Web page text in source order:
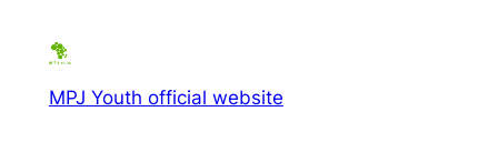
MPJ Youth official website